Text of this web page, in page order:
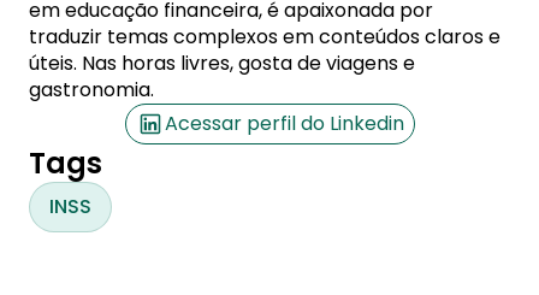
em educação financeira, é apaixonada por
traduzir temas complexos em conteúdos claros e
úteis. Nas horas livres, gosta de viagens e
gastronomia.
Acessar perfil do Linkedin
Tags
INSS